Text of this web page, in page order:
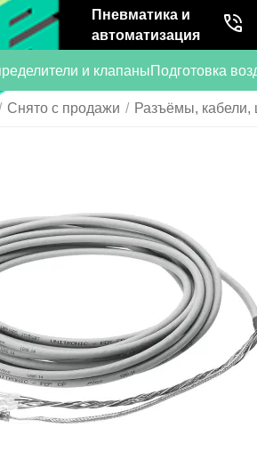
Пневматика и
автоматизация
и клапаныПодготовка
Снято с продажи / Разъёмы, кабели,